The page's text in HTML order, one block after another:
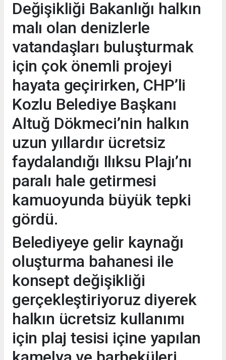
Değişikliği Bakanlığı halkın
malı olan denizlerle
vatandaşları buluşturmak
için çok önemli projeyi
hayata geçirirken, CHP’li
Kozlu Belediye Başkanı
Altuğ Dökmeci’nin halkın
uzun yıllardır ücretsiz
faydalandığı Ilıksu Plajı’nı
paralı hale getirmesi
kamuoyunda büyük tepki
gördü.
Belediyeye gelir kaynağı
oluşturma bahanesi ile
konsept değişikliği
gerçekleştiriyoruz diyerek
halkın ücretsiz kullanımı
için plaj tesisi içine yapılan